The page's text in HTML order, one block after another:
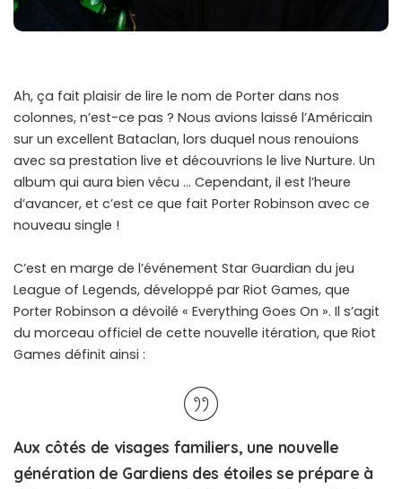
Ah, ça fait plaisir de lire le nom de Porter dans nos
colonnes, n’est-ce pas ? Nous avions laissé l’Américain
sur un excellent Bataclan, lors duquel nous renouions
avec sa prestation live et découvrions le live Nurture. Un
album qui aura bien vécu … Cependant, il est l’heure
d’avancer, et c’est ce que fait Porter Robinson avec ce
nouveau single !
C’est en marge de l’événement Star Guardian du jeu
League of Legends, développé par Riot Games, que
Porter Robinson a dévoilé « Everything Goes On ». Il s’agit
du morceau officiel de cette nouvelle itération, que Riot
Games définit ainsi :
Aux côtés de visages familiers, une nouvelle
génération de Gardiens des étoiles se prépare à